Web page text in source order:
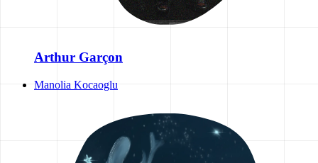
Arthur Garçon
Manolia Kocaoglu